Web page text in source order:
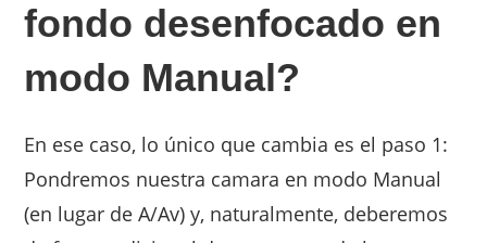
fondo desenfocado en
modo Manual?
En ese caso, lo único que cambia es el paso 1:
Pondremos nuestra camara en modo Manual
(en lugar de A/Av) y, naturalmente, deberemos